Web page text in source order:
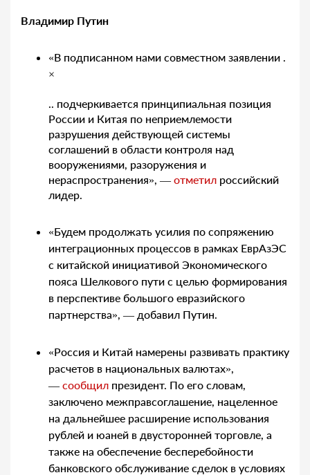
Владимир Путин
«В подписанном нами совместном заявлении .
×
.. подчеркивается принципиальная позиция
России и Китая по неприемлемости
разрушения действующей системы
соглашений в области контроля над
вооружениями, разоружения и
нераспространения», — отметил российский
лидер.
«Будем продолжать усилия по сопряжению
интеграционных процессов в рамках ЕврАзЭС
с китайской инициативой Экономического
пояса Шелкового пути с целью формирования
в перспективе большого евразийского
партнерства», — добавил Путин.
«Россия и Китай намерены развивать практику
расчетов в национальных валютах»,
— сообщил президент. По его словам,
заключено межправсоглашение, нацеленное
на дальнейшее расширение использования
рублей и юаней в двусторонней торговле, а
также на обеспечение бесперебойности
банковского обслуживание сделок в условиях